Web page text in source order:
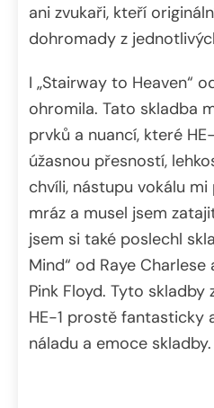
ani zvukaři, kteří
dohromady z
I „Stairway to Heaven“
ohromila. Tato skladba
prvků a nuancí, které
úžasnou přesností,
chvíli, nástupu vokálu
mráz a musel jsem
jsem si také poslechl
Mind“ od Raye Charlese
Pink Floyd. Tyto skladby
HE-1 prostě fantasticky
náladu a emoce skladby.